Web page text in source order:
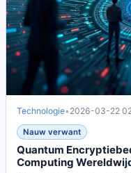
Technologie• 2026-03-22
Nauw verwant
Quantum
Computing